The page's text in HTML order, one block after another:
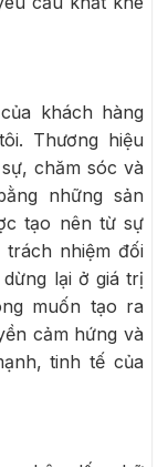
khách hàng
Thương hiệu
chăm sóc và
những sản
tạo nên từ sự
nhiệm đối
lại ở giá trị
muốn tạo ra
cảm hứng và
tinh tế của